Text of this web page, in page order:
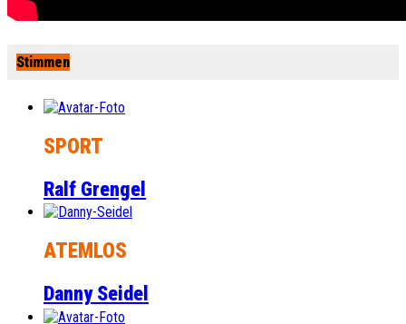
Stimmen
SPORT
Ralf Grengel
ATEMLOS
Danny Seidel